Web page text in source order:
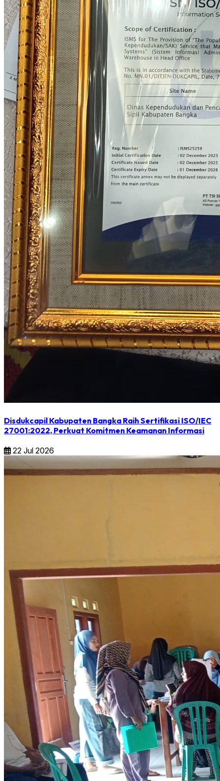
Disdukcapil Kabupaten Bangka Raih Sertifikasi ISO/IEC
27001:2022, Perkuat Komitmen Keamanan Informasi
22 Jul 2026